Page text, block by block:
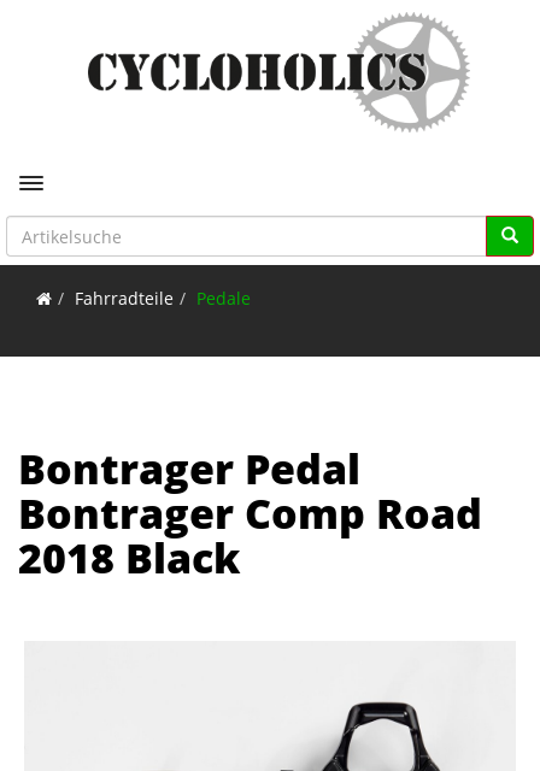
Toggle navigation
Fahrradteile Pedale
Bontrager Pedal
Bontrager Comp Road
2018 Black